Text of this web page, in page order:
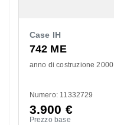
Case IH
742 ME
anno di costruzione 2000
Numero: 11332729
3.900 €
Prezzo base